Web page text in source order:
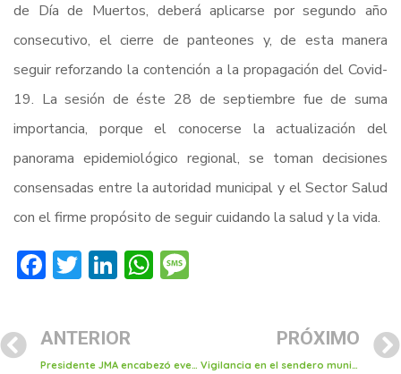
de Día de Muertos, deberá aplicarse por segundo año
consecutivo, el cierre de panteones y, de esta manera
seguir reforzando la contención a la propagación del Covid-
19. La sesión de éste 28 de septiembre fue de suma
importancia, porque el conocerse la actualización del
panorama epidemiológico regional, se toman decisiones
consensadas entre la autoridad municipal y el Sector Salud
con el firme propósito de seguir cuidando la salud y la vida.
Facebook
Twitter
LinkedIn
WhatsApp
ANTERIOR
Presidente JMA encabezó evento conmemorativo al día nacional de la prevención del embarazo en adolescentes
PRÓXIMO
Vigilancia en el sendero municipal inhibe inseguridad y actos delincuenciales